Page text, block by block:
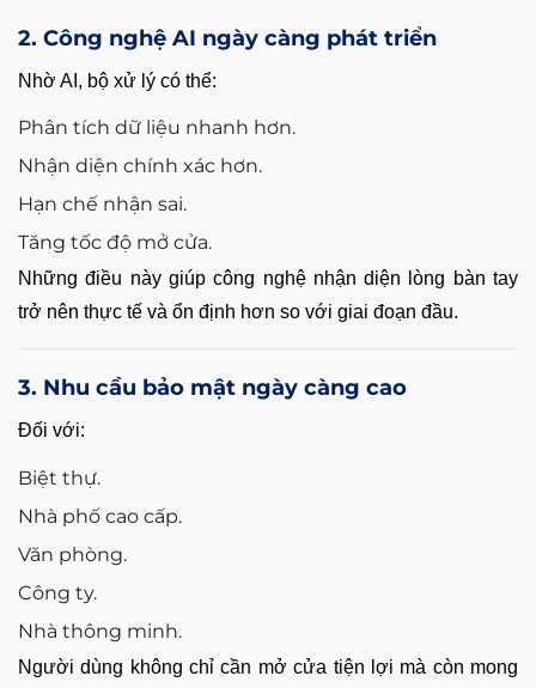
2. Công nghệ AI ngày càng phát triển
Nhờ AI, bộ xử lý có thể:
Phân tích dữ liệu nhanh hơn.
Nhận diện chính xác hơn.
Hạn chế nhận sai.
Tăng tốc độ mở cửa.
Những điều này giúp công nghệ nhận diện lòng bàn tay
trở nên thực tế và ổn định hơn so với giai đoạn đầu.
3. Nhu cầu bảo mật ngày càng cao
Đối với:
Biệt thự.
Nhà phố cao cấp.
Văn phòng.
Công ty.
Nhà thông minh.
Người dùng không chỉ cần mở cửa tiện lợi mà còn mong